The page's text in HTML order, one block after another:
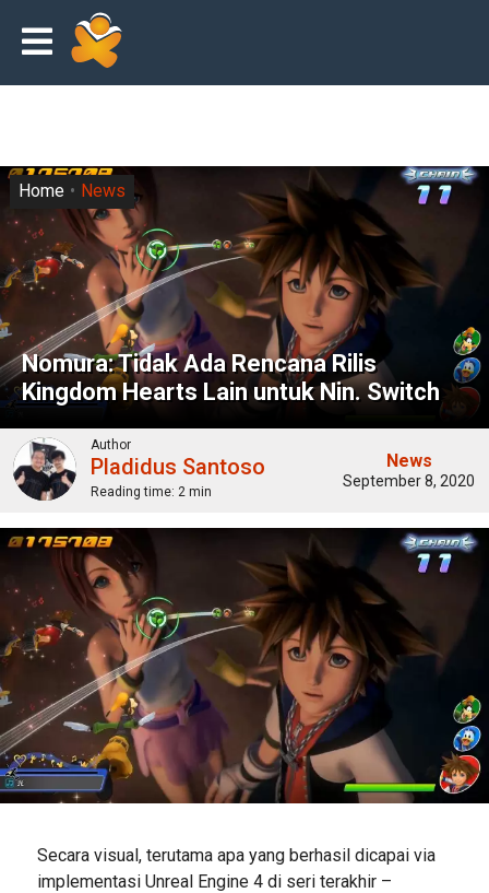
Nomura: Tidak Ada Rencana Rilis
Kingdom Hearts Lain untuk Nin. Switch
Home News
Author
Pladidus Santoso
Reading time: 2 min
News
September 8, 2020
Secara visual, terutama apa yang berhasil dicapai via
implementasi Unreal Engine 4 di seri terakhir –